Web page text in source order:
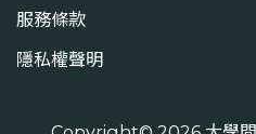
服務條款
隱私權聲明